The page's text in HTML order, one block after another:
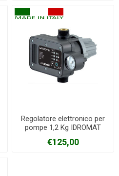
Regolatore elettronico per
pompe 1,2 Kg IDROMAT
€125,00